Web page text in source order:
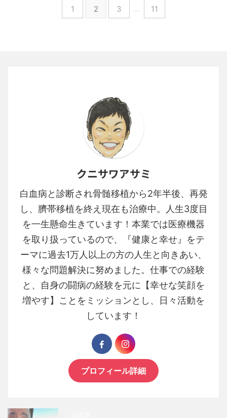
1 2 3 … 11
クニサワアサミ
白血病と診断され骨髄移植から2年半後、再発
し、臍帯移植を終え現在も治療中。人生3度目
を一生懸命生きています！本業では医療機器
を取り扱っているので、『健康と幸せ』をテ
ーマに過去1万人以上の方の人生と向きあい、
様々な問題解決に努めました。仕事での経験
と、自身の闘病の経験を元に【幸せな笑顔を
増やす】ことをミッションとし、日々活動を
しています！
プロフィール詳細